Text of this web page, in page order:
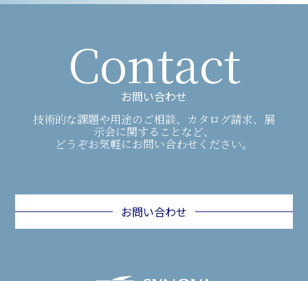
Contact
お問い合わせ
技術的な課題や用途のご相談、カタログ請求、展
示会に関することなど、
どうぞお気軽にお問い合わせください。
お問い合わせ